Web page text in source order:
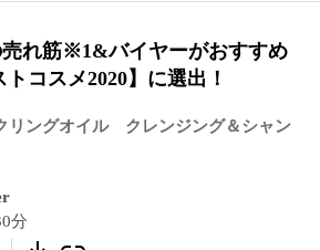
売れ筋※1&バイヤーがおすすめ
コスメ2020】に選出！
リングオイル クレンジング＆シャン
分